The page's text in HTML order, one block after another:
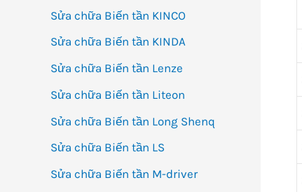
Sửa chữa Biến tần KINCO
Sửa chữa Biến tần KINDA
Sửa chữa Biến tần Lenze
Sửa chữa Biến tần Liteon
Sửa chữa Biến tần Long Shenq
Sửa chữa Biến tần LS
Sửa chữa Biến tần M-driver